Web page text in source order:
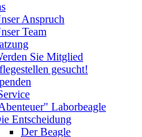
Anspruch
Team
Sie Mitglied
gesucht!
Laborbeagle
Entscheidung
Der Beagle